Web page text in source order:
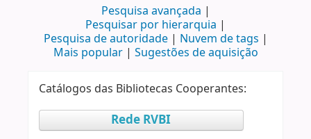
Pesquisa avançada
Pesquisar por hierarquia
Pesquisa de autoridade
Nuvem de tags
Mais popular
Sugestões de aquisição
Catálogos das Bibliotecas Cooperantes:
Rede RVBI